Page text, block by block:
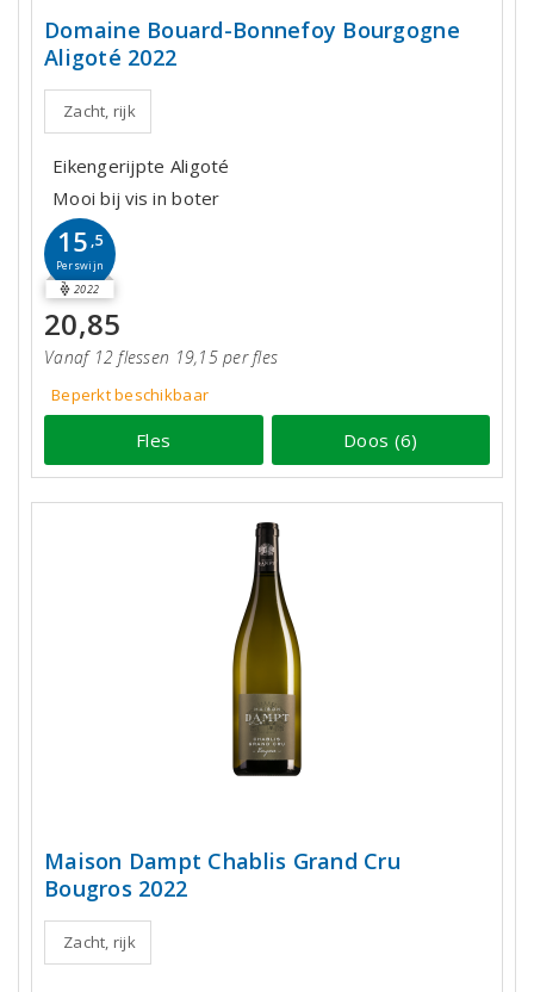
Domaine Bouard-Bonnefoy Bourgogne
Aligoté 2022
Zacht, rijk
Eikengerijpte Aligoté
Mooi bij vis in boter
15 ,5
Perswijn
2022
20,85
Vanaf 12 flessen 19,15 per fles
Beperkt beschikbaar
Fles Doos (6)
Maison Dampt Chablis Grand Cru
Bougros 2022
Zacht, rijk